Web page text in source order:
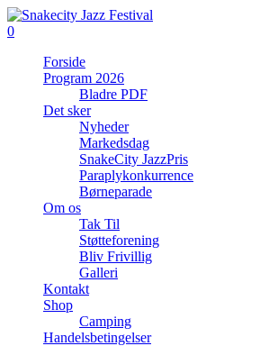
Skip
to
content
0
Forside
Program 2026
Bladre PDF
Det sker
Nyheder
Markedsdag
SnakeCity JazzPris
Paraplykonkurrence
Børneparade
Om os
Tak Til
Støtteforening
Bliv Frivillig
Galleri
Kontakt
Shop
Camping
Handelsbetingelser